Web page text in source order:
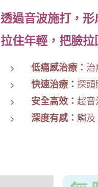
透過音波施打，
拉住年輕，把臉拉
低痛感治療： 治
快速治療： 探
安全高效： 超
深度有感： 觸及